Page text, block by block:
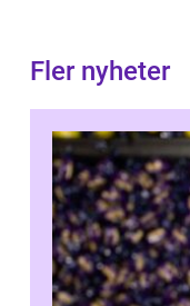
Fler nyheter